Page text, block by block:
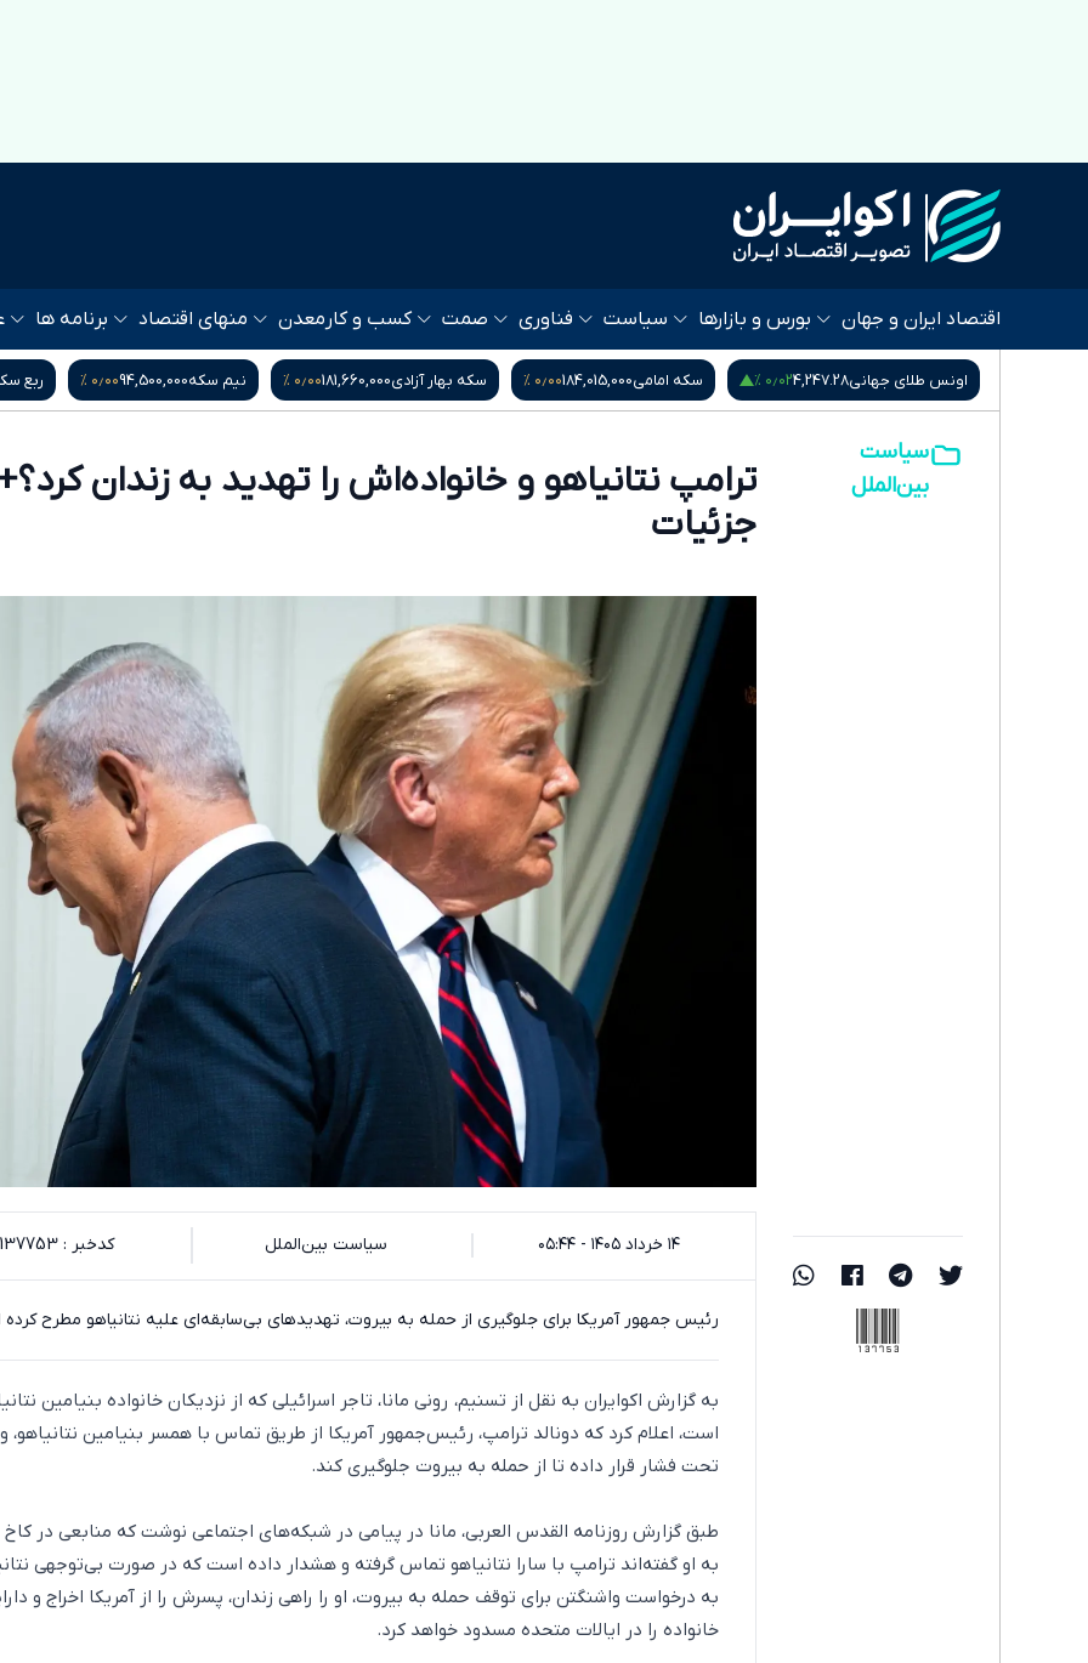
اقتصاد ایران و جهان بورس و بازارها سیاست فناوری صمت کسب و کار معدن منهای اقتصاد برنامه ها
سکه امامی184,015,000۰٫۰۰ % سکه بهار آزادی181,660,000۰٫۰۰ % نیم سکه94,500,000۰٫۰۰ % ربع سکه52,500,000۰٫۰۰ % یورو 217,300
سیاست
بین‌الملل
ترامپ نتانیاهو و خانواده‌اش را تهدید به زندان
جزئیات
۱۴ خرداد ۱۴۰۵ - ۰۵:۴۴ سیاست بین‌الملل کدخبر : 137753
رئیس جمهور آمریکا برای جلوگیری از حمله به بیروت، تهدیدهای بی‌سابقه‌ای علیه نتانیاهو مطرح
به گزارش اکو‌ایران به نقل از تسنیم، رونی مانا، تاجر اسرائیلی که از نزدیکان خانواده بنیامین
است، اعلام کرد که دونالد ترامپ، رئیس‌جمهور آمریکا از طریق تماس با همسر بنیامین نتانیاهو،
تحت فشار قرار داده تا از حمله به بیروت جلوگیری کند.
طبق گزارش روزنامه القدس العربی، مانا در پیامی در شبکه‌های اجتماعی نوشت که منابعی در
به او گفته‌اند ترامپ با سارا نتانیاهو تماس گرفته و هشدار داده است که در صورت بی‌توجهی
به درخواست واشنگتن برای توقف حمله به بیروت، او را راهی زندان، پسرش را از آمریکا اخراج و
خانواده را در ایالات متحده مسدود خواهد کرد.